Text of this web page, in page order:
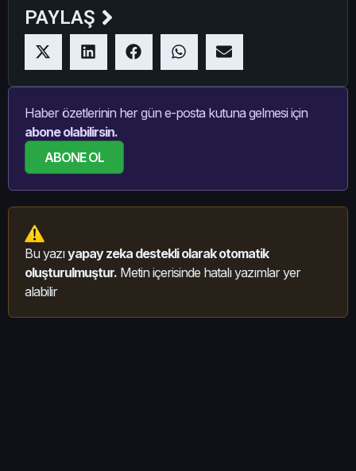
PAYLAŞ
Haber özetlerinin her gün e-posta kutuna gelmesi için
abone olabilirsin.
ABONE OL
Bu yazıyapay zeka destekli olarak otomatik
oluşturulmuştur. Metin içerisinde hatalı yazımlar yer
alabilir